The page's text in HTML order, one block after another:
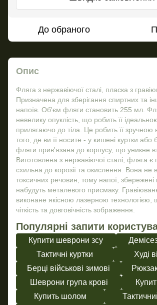
До обраного
Опис
Фляга з нержавіючої сталі, пласка з
Призначена для зберігання спиртних та
напоїв. Об'єм фляги становить 255 мл.
невелику опуклість, що робить її
прилягаючо до тіла. Це робить її зручною
того, де ви її носите - у кишені куртки
фляги прив'язана до корпусу, що уникне
Виготовлена з нержавіючої сталі, фляга є
схильна до корозії та окислення. Вона не
токсичних речовин, тому напої, збережені
набудуть металевого присмаку.
виконане якісною лазерною технологією,
чіткість та довговічність зображення.
Популярні запити
Купити шеврони зсу
Тактичні куртки
Худі
Берці військові зимові
Шеврони група крові
Купить шолом